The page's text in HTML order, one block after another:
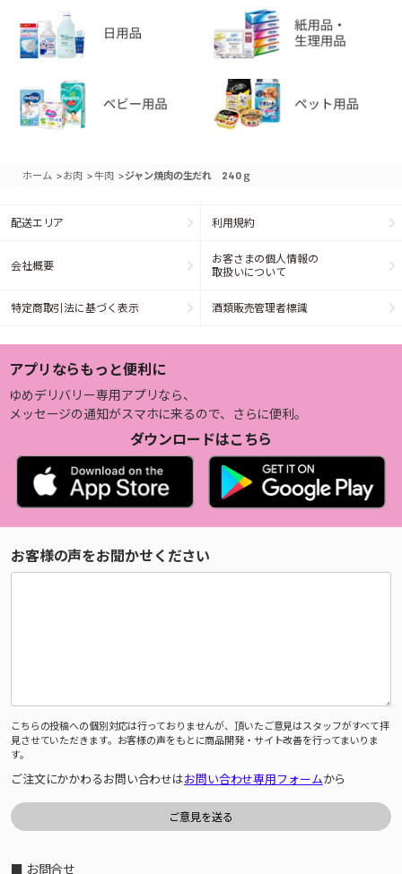
ホーム >お肉 >牛肉 >ジャン焼肉の生だれ 240ｇ
配送エリア 利用規約
会社概要
お客さまの個人情報の
取扱いについて
特定商取引法に基づく表示 酒類販売管理者標識
アプリならもっと便利に
ゆめデリバリー専用アプリなら、
メッセージの通知がスマホに来るので、さらに便利。
ダウンロードはこちら
お客様の声をお聞かせください
こちらの投稿への個別対応は行っておりませんが、頂いたご意見はスタッフがすべて拝
見させていただきます。お客様の声をもとに商品開発・サイト改善を行ってまいりま
す。
ご注文にかかわるお問い合わせはお問い合わせ専用フォームから
■ お問合せ